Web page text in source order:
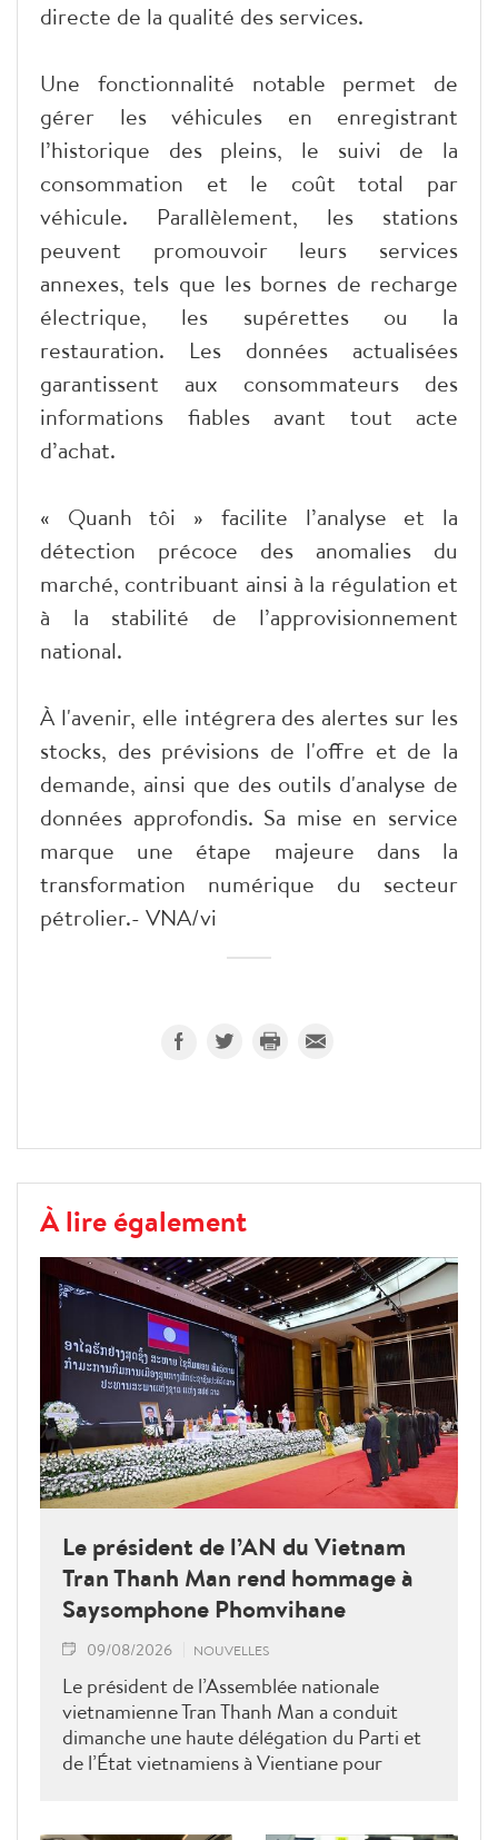
directe de la qualité des services.
Une fonctionnalité notable permet de
gérer les véhicules en enregistrant
l’historique des pleins, le suivi de la
consommation et le coût total par
véhicule. Parallèlement, les stations
peuvent promouvoir leurs services
annexes, tels que les bornes de recharge
électrique, les supérettes ou la
restauration. Les données actualisées
garantissent aux consommateurs des
informations fiables avant tout acte
d’achat.
« Quanh tôi » facilite l’analyse et la
détection précoce des anomalies du
marché, contribuant ainsi à la régulation et
à la stabilité de l’approvisionnement
national.
À l'avenir, elle intégrera des alertes sur les
stocks, des prévisions de l'offre et de la
demande, ainsi que des outils d'analyse de
données approfondis. Sa mise en service
marque une étape majeure dans la
transformation numérique du secteur
pétrolier.- VNA/vi
À lire également
Le président de l’AN du Vietnam
Tran Thanh Man rend hommage à
Saysomphone Phomvihane
09/08/2026 NOUVELLES
Le président de l’Assemblée nationale
vietnamienne Tran Thanh Man a conduit
dimanche une haute délégation du Parti et
de l’État vietnamiens à Vientiane pour